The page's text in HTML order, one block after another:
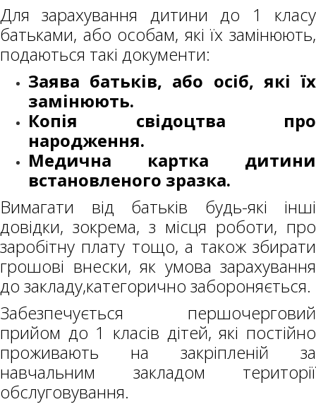
Для зарахування дитини до 1 класу
батьками, або особам, які їх замінюють,
подаються такі документи:
Заява батьків, або осіб, які їх
замінюють.
Копія свідоцтва про
народження.
Медична картка дитини
встановленого зразка.
Вимагати від батьків будь-які інші
довідки, зокрема, з місця роботи, про
заробітну плату тощо, а також збирати
грошові внески, як умова зарахування
до закладу,категорично забороняється.
Забезпечується першочерговий
прийом до 1 класів дітей, які постійно
проживають на закріпленій за
навчальним закладом території
обслуговування.